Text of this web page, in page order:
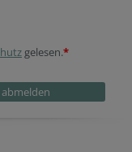
gelesen.*